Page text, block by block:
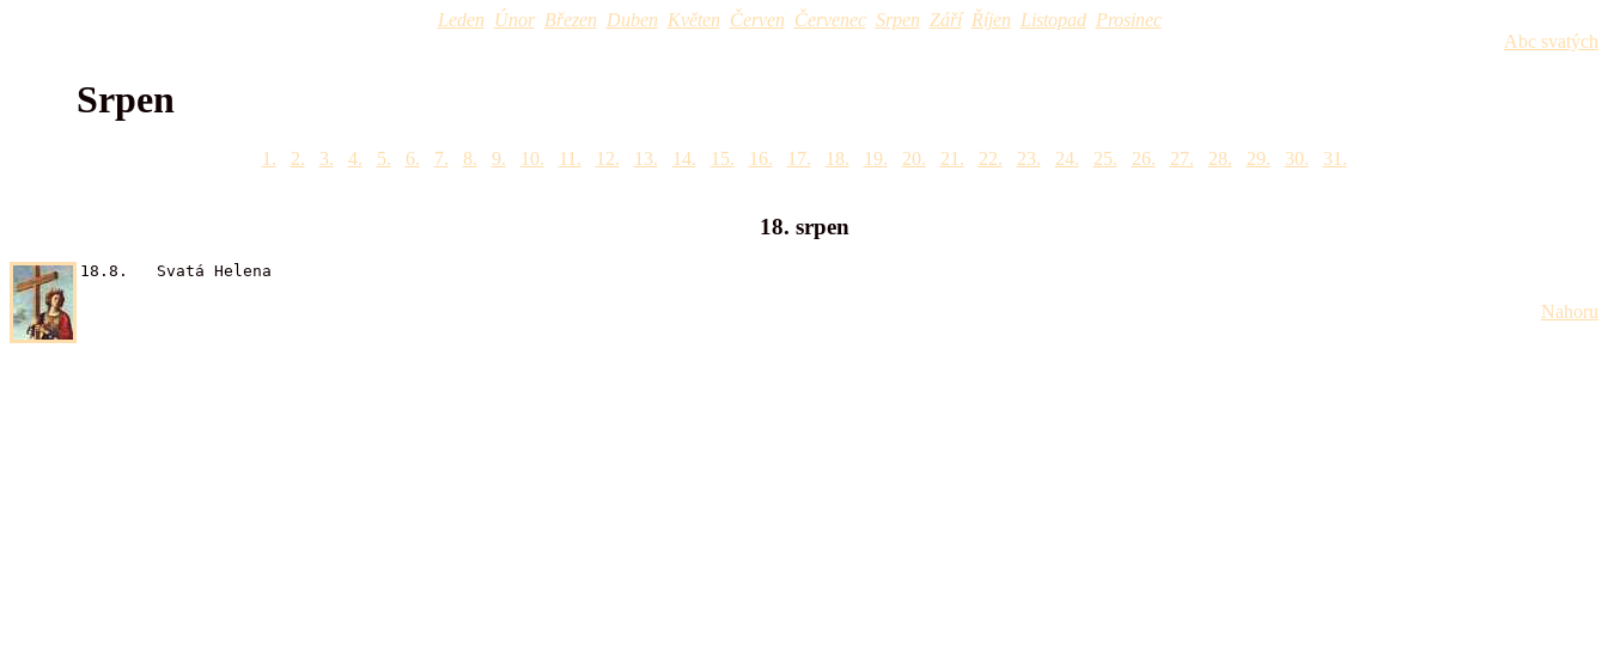
Leden Únor Březen Duben Květen Červen Červenec Srpen Září Říjen Listopad Prosinec
Abc svatých
Srpen
1. 2. 3. 4. 5. 6. 7. 8. 9. 10. 11. 12. 13. 14. 15. 16. 17. 18. 19. 20. 21. 22. 23. 24. 25. 26. 27. 28. 29. 30. 31.
18. srpen
18.8. Svatá Helena
Nahoru